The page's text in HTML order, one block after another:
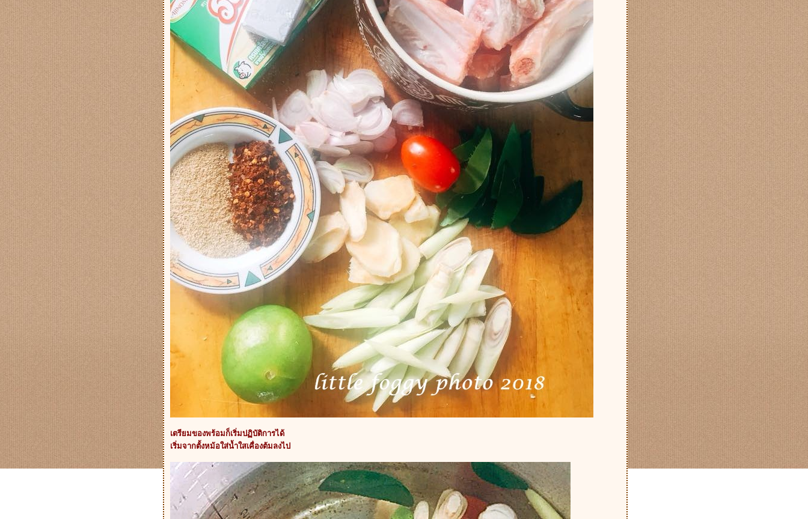
เตรียมของพร้อมก็เริ่มปฏิบัติการได้
เริ่มจากตั้งหม้อใส่น้ำใสเคื่องต้มลงไป